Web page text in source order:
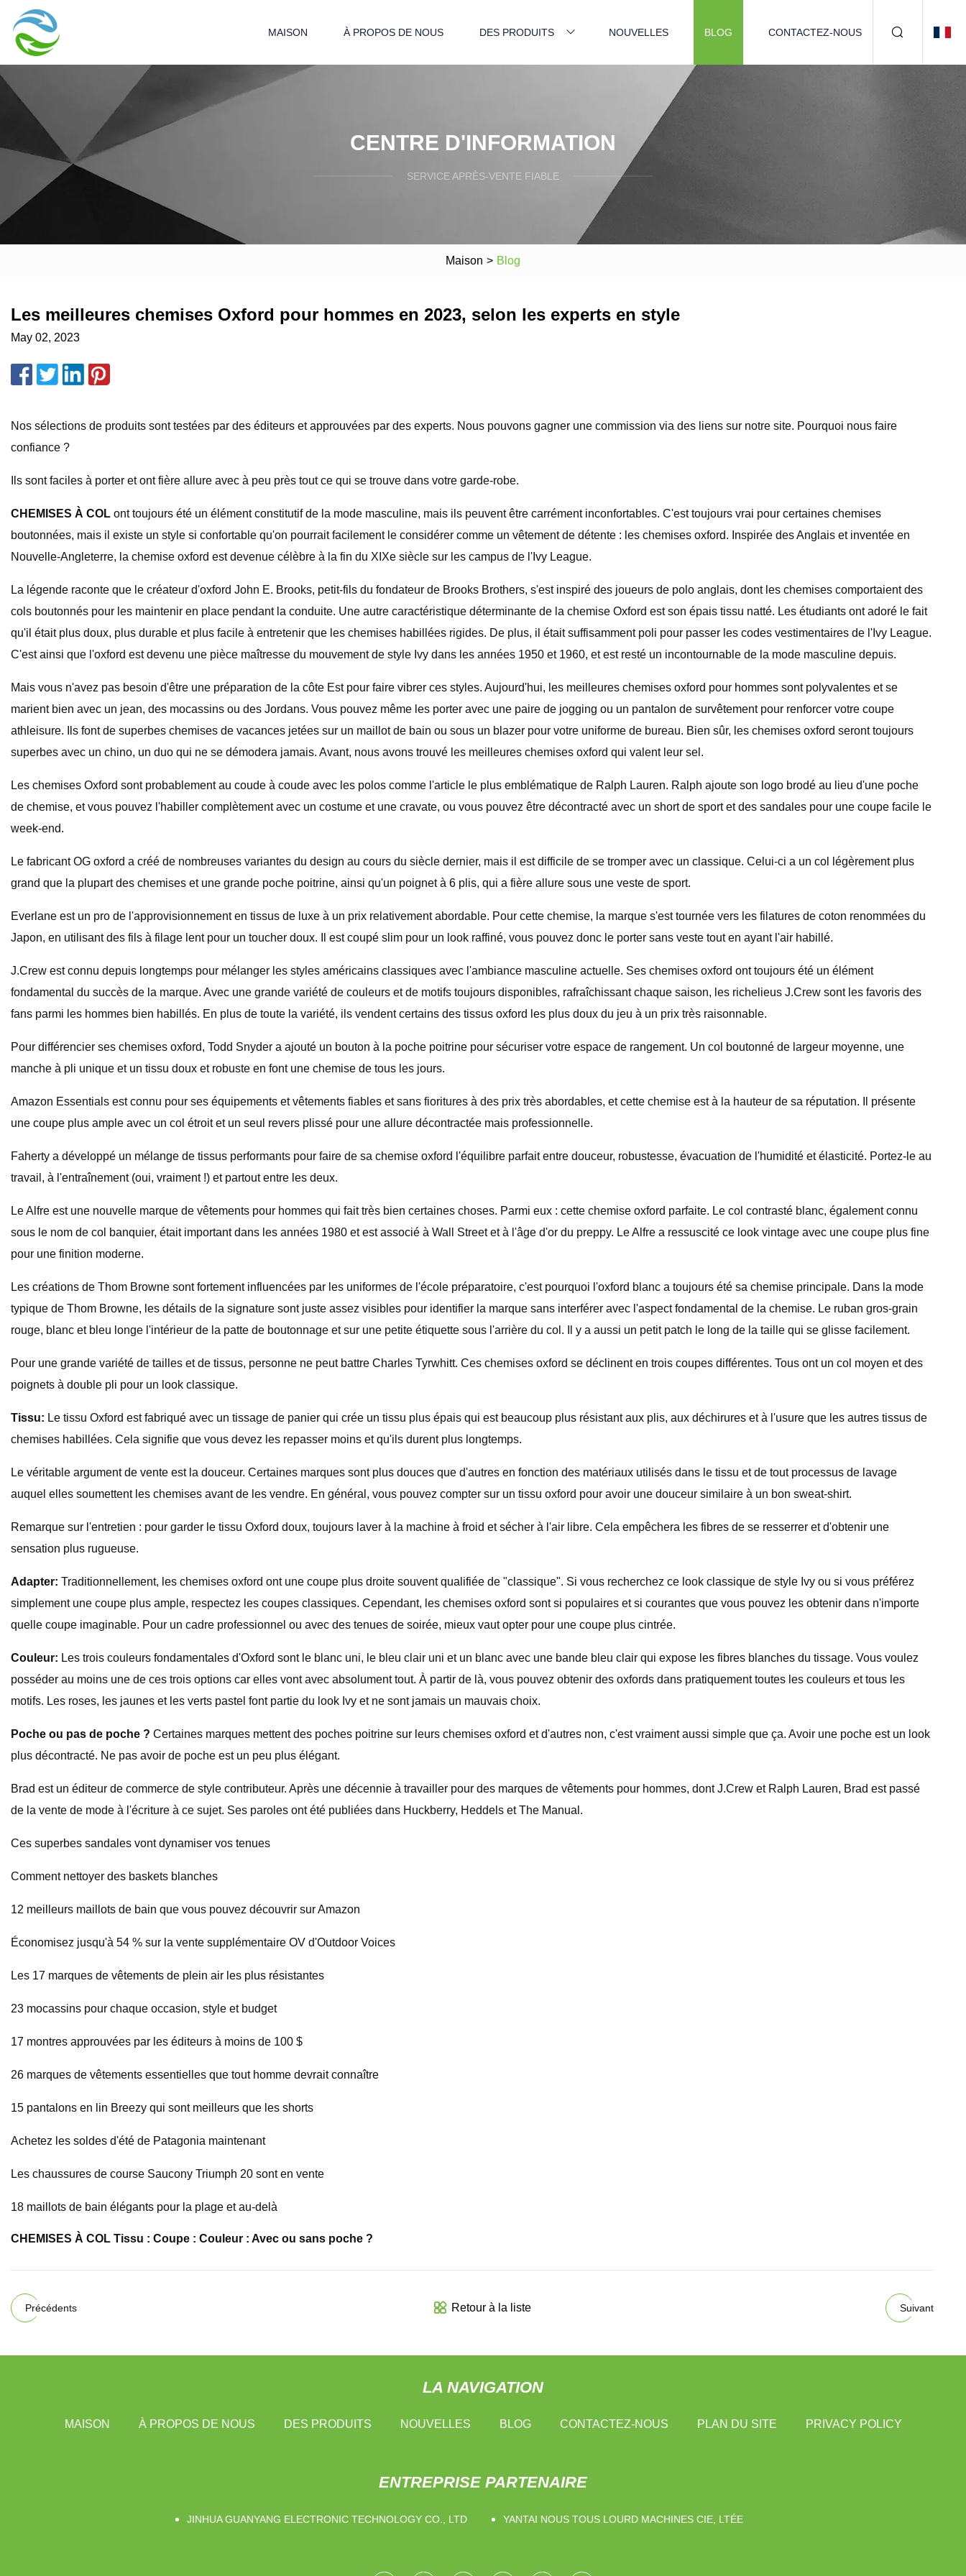
MAISON À PROPOS DE NOUS DES PRODUITS NOUVELLES BLOG CONTACTEZ-NOUS
CENTRE D'INFORMATION
SERVICE APRÈS-VENTE FIABLE
Maison > Blog
Les meilleures chemises Oxford pour hommes en 2023, selon les experts en style
May 02, 2023
Nos sélections de produits sont testées par des éditeurs et approuvées par des experts. Nous pouvons gagner une commission via des liens sur notre site. Pourquoi nous faire
confiance ?
Ils sont faciles à porter et ont fière allure avec à peu près tout ce qui se trouve dans votre garde-robe.
CHEMISES À COL ont toujours été un élément constitutif de la mode masculine, mais ils peuvent être carrément inconfortables. C'est toujours vrai pour certaines chemises
boutonnées, mais il existe un style si confortable qu'on pourrait facilement le considérer comme un vêtement de détente : les chemises oxford. Inspirée des Anglais et inventée en
Nouvelle-Angleterre, la chemise oxford est devenue célèbre à la fin du XIXe siècle sur les campus de l'Ivy League.
La légende raconte que le créateur d'oxford John E. Brooks, petit-fils du fondateur de Brooks Brothers, s'est inspiré des joueurs de polo anglais, dont les chemises comportaient des
cols boutonnés pour les maintenir en place pendant la conduite. Une autre caractéristique déterminante de la chemise Oxford est son épais tissu natté. Les étudiants ont adoré le fait
qu'il était plus doux, plus durable et plus facile à entretenir que les chemises habillées rigides. De plus, il était suffisamment poli pour passer les codes vestimentaires de l'Ivy League.
C'est ainsi que l'oxford est devenu une pièce maîtresse du mouvement de style Ivy dans les années 1950 et 1960, et est resté un incontournable de la mode masculine depuis.
Mais vous n'avez pas besoin d'être une préparation de la côte Est pour faire vibrer ces styles. Aujourd'hui, les meilleures chemises oxford pour hommes sont polyvalentes et se
marient bien avec un jean, des mocassins ou des Jordans. Vous pouvez même les porter avec une paire de jogging ou un pantalon de survêtement pour renforcer votre coupe
athleisure. Ils font de superbes chemises de vacances jetées sur un maillot de bain ou sous un blazer pour votre uniforme de bureau. Bien sûr, les chemises oxford seront toujours
superbes avec un chino, un duo qui ne se démodera jamais. Avant, nous avons trouvé les meilleures chemises oxford qui valent leur sel.
Les chemises Oxford sont probablement au coude à coude avec les polos comme l'article le plus emblématique de Ralph Lauren. Ralph ajoute son logo brodé au lieu d'une poche
de chemise, et vous pouvez l'habiller complètement avec un costume et une cravate, ou vous pouvez être décontracté avec un short de sport et des sandales pour une coupe facile le
week-end.
Le fabricant OG oxford a créé de nombreuses variantes du design au cours du siècle dernier, mais il est difficile de se tromper avec un classique. Celui-ci a un col légèrement plus
grand que la plupart des chemises et une grande poche poitrine, ainsi qu'un poignet à 6 plis, qui a fière allure sous une veste de sport.
Everlane est un pro de l'approvisionnement en tissus de luxe à un prix relativement abordable. Pour cette chemise, la marque s'est tournée vers les filatures de coton renommées du
Japon, en utilisant des fils à filage lent pour un toucher doux. Il est coupé slim pour un look raffiné, vous pouvez donc le porter sans veste tout en ayant l'air habillé.
J.Crew est connu depuis longtemps pour mélanger les styles américains classiques avec l'ambiance masculine actuelle. Ses chemises oxford ont toujours été un élément
fondamental du succès de la marque. Avec une grande variété de couleurs et de motifs toujours disponibles, rafraîchissant chaque saison, les richelieus J.Crew sont les favoris des
fans parmi les hommes bien habillés. En plus de toute la variété, ils vendent certains des tissus oxford les plus doux du jeu à un prix très raisonnable.
Pour différencier ses chemises oxford, Todd Snyder a ajouté un bouton à la poche poitrine pour sécuriser votre espace de rangement. Un col boutonné de largeur moyenne, une
manche à pli unique et un tissu doux et robuste en font une chemise de tous les jours.
Amazon Essentials est connu pour ses équipements et vêtements fiables et sans fioritures à des prix très abordables, et cette chemise est à la hauteur de sa réputation. Il présente
une coupe plus ample avec un col étroit et un seul revers plissé pour une allure décontractée mais professionnelle.
Faherty a développé un mélange de tissus performants pour faire de sa chemise oxford l'équilibre parfait entre douceur, robustesse, évacuation de l'humidité et élasticité. Portez-le au
travail, à l'entraînement (oui, vraiment !) et partout entre les deux.
Le Alfre est une nouvelle marque de vêtements pour hommes qui fait très bien certaines choses. Parmi eux : cette chemise oxford parfaite. Le col contrasté blanc, également connu
sous le nom de col banquier, était important dans les années 1980 et est associé à Wall Street et à l'âge d'or du preppy. Le Alfre a ressuscité ce look vintage avec une coupe plus fine
pour une finition moderne.
Les créations de Thom Browne sont fortement influencées par les uniformes de l'école préparatoire, c'est pourquoi l'oxford blanc a toujours été sa chemise principale. Dans la mode
typique de Thom Browne, les détails de la signature sont juste assez visibles pour identifier la marque sans interférer avec l'aspect fondamental de la chemise. Le ruban gros-grain
rouge, blanc et bleu longe l'intérieur de la patte de boutonnage et sur une petite étiquette sous l'arrière du col. Il y a aussi un petit patch le long de la taille qui se glisse facilement.
Pour une grande variété de tailles et de tissus, personne ne peut battre Charles Tyrwhitt. Ces chemises oxford se déclinent en trois coupes différentes. Tous ont un col moyen et des
poignets à double pli pour un look classique.
Tissu: Le tissu Oxford est fabriqué avec un tissage de panier qui crée un tissu plus épais qui est beaucoup plus résistant aux plis, aux déchirures et à l'usure que les autres tissus de
chemises habillées. Cela signifie que vous devez les repasser moins et qu'ils durent plus longtemps.
Le véritable argument de vente est la douceur. Certaines marques sont plus douces que d'autres en fonction des matériaux utilisés dans le tissu et de tout processus de lavage
auquel elles soumettent les chemises avant de les vendre. En général, vous pouvez compter sur un tissu oxford pour avoir une douceur similaire à un bon sweat-shirt.
Remarque sur l'entretien : pour garder le tissu Oxford doux, toujours laver à la machine à froid et sécher à l'air libre. Cela empêchera les fibres de se resserrer et d'obtenir une
sensation plus rugueuse.
Adapter: Traditionnellement, les chemises oxford ont une coupe plus droite souvent qualifiée de "classique". Si vous recherchez ce look classique de style Ivy ou si vous préférez
simplement une coupe plus ample, respectez les coupes classiques. Cependant, les chemises oxford sont si populaires et si courantes que vous pouvez les obtenir dans n'importe
quelle coupe imaginable. Pour un cadre professionnel ou avec des tenues de soirée, mieux vaut opter pour une coupe plus cintrée.
Couleur: Les trois couleurs fondamentales d'Oxford sont le blanc uni, le bleu clair uni et un blanc avec une bande bleu clair qui expose les fibres blanches du tissage. Vous voulez
posséder au moins une de ces trois options car elles vont avec absolument tout. À partir de là, vous pouvez obtenir des oxfords dans pratiquement toutes les couleurs et tous les
motifs. Les roses, les jaunes et les verts pastel font partie du look Ivy et ne sont jamais un mauvais choix.
Poche ou pas de poche ? Certaines marques mettent des poches poitrine sur leurs chemises oxford et d'autres non, c'est vraiment aussi simple que ça. Avoir une poche est un look
plus décontracté. Ne pas avoir de poche est un peu plus élégant.
Brad est un éditeur de commerce de style contributeur. Après une décennie à travailler pour des marques de vêtements pour hommes, dont J.Crew et Ralph Lauren, Brad est passé
de la vente de mode à l'écriture à ce sujet. Ses paroles ont été publiées dans Huckberry, Heddels et The Manual.
Ces superbes sandales vont dynamiser vos tenues
Comment nettoyer des baskets blanches
12 meilleurs maillots de bain que vous pouvez découvrir sur Amazon
Économisez jusqu'à 54 % sur la vente supplémentaire OV d'Outdoor Voices
Les 17 marques de vêtements de plein air les plus résistantes
23 mocassins pour chaque occasion, style et budget
17 montres approuvées par les éditeurs à moins de 100 $
26 marques de vêtements essentielles que tout homme devrait connaître
15 pantalons en lin Breezy qui sont meilleurs que les shorts
Achetez les soldes d'été de Patagonia maintenant
Les chaussures de course Saucony Triumph 20 sont en vente
18 maillots de bain élégants pour la plage et au-delà
CHEMISES À COL Tissu : Coupe : Couleur : Avec ou sans poche ?
Précédents Retour à la liste Suivant
LA NAVIGATION
MAISON À PROPOS DE NOUS DES PRODUITS NOUVELLES BLOG CONTACTEZ-NOUS PLAN DU SITE PRIVACY POLICY
ENTREPRISE PARTENAIRE
JINHUA GUANYANG ELECTRONIC TECHNOLOGY CO., LTD YANTAI NOUS TOUS LOURD MACHINES CIE, LTÉE